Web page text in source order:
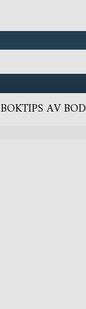
BOKTIPS AV BOD